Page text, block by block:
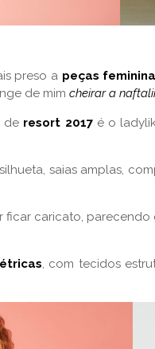
preso a peças
de mim cheirar a
de resort 2017é o
saias amplas,
caricato, parecendo
, com tecidos